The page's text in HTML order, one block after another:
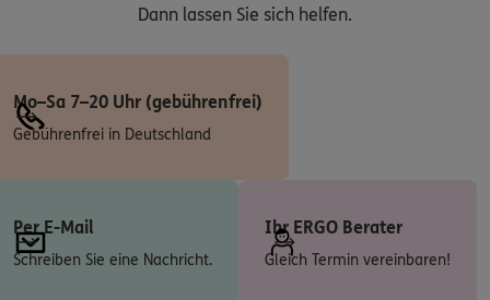
Homepage besuchen
Schweriner Str. 24,23970
Homepage besuchen
Dann lassen Sie sich helfen.
Mo–Sa 7–20 Uhr (gebührenfrei)
Gebührenfrei in Deutschland
Per E-Mail
Schreiben Sie eine Nachricht.
Ihr ERGO Berater
Gleich Termin vereinbaren!